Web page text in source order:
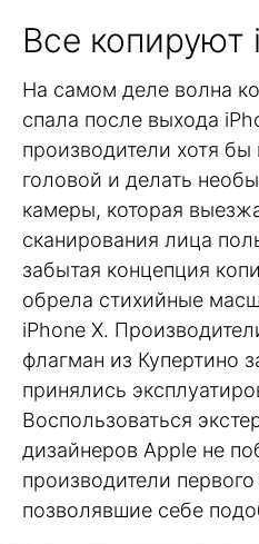
Все копируют
На самом деле волна
спала после выхода
производители хотя бы
головой и делать
камеры, которая
сканирования лица
забытая концепция
обрела стихийные
iPhone X.
флагман из Купертино
принялись
Воспользоваться
дизайнеров Apple не
производители
позволявшие себе